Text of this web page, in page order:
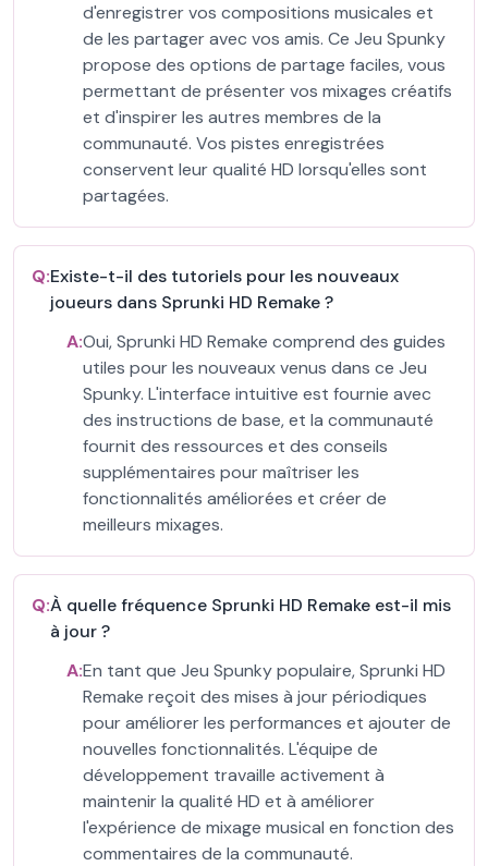
d'enregistrer vos compositions musicales et
de les partager avec vos amis. Ce Jeu Spunky
propose des options de partage faciles, vous
permettant de présenter vos mixages créatifs
et d'inspirer les autres membres de la
communauté. Vos pistes enregistrées
conservent leur qualité HD lorsqu'elles sont
partagées.
Q:Existe-t-il des tutoriels pour les nouveaux
joueurs dans Sprunki HD Remake ?
A:Oui, Sprunki HD Remake comprend des guides
utiles pour les nouveaux venus dans ce Jeu
Spunky. L'interface intuitive est fournie avec
des instructions de base, et la communauté
fournit des ressources et des conseils
supplémentaires pour maîtriser les
fonctionnalités améliorées et créer de
meilleurs mixages.
Q:À quelle fréquence Sprunki HD Remake est-il mis
à jour ?
A:En tant que Jeu Spunky populaire, Sprunki HD
Remake reçoit des mises à jour périodiques
pour améliorer les performances et ajouter de
nouvelles fonctionnalités. L'équipe de
développement travaille activement à
maintenir la qualité HD et à améliorer
l'expérience de mixage musical en fonction des
commentaires de la communauté.